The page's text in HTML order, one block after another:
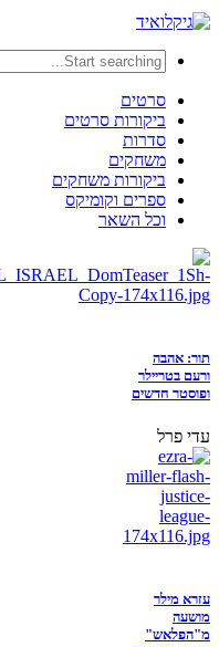
סרטים
ביקורות סרטים
סדרות
משחקים
ביקורות משחקים
ספרים וקומיקס
וכל השאר
תור: אהבה
ורעם בטריילר
ופוסטר חדשים
עדי פרל
עזרא מילר
מושעה
מ"הפלאש"